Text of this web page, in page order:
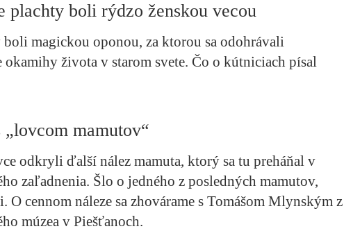
plachty boli rýdzo ženskou vecou
magickou oponou, za ktorou sa odohrávali
okamihy života v starom svete. Čo o kútniciach písal
mamutov“
odkryli ďalší nález mamuta, ktorý sa tu preháňal v
zaľadnenia. Šlo o jedného z posledných mamutov,
O cennom náleze sa zhovárame s Tomášom Mlynským z
múzea v Piešťanoch.